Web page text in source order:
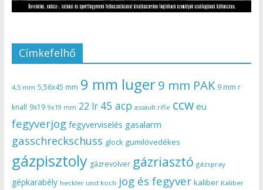
Címkefelhő
4,5 mm 5,56x45 mm 9 mm luger9 mm PAK 9 mm r
knall 9x19 9x19 mm 22 lr 45 acp assault rifle ccw eu
fegyverjog fegyverviselés gasalarm
gasschreckschuss glock gumilövedékes
gázpisztoly gázrevolver gázriasztó gázspray
gépkarabély heckler und koch jog és fegyver kaliber Kaliber